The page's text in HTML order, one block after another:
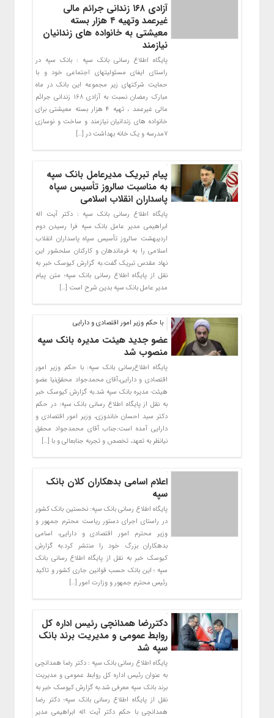
آزادی ۱۶۸ زندانی جرائم مالی
غیرعمد وتهیه ۴ هزار بسته
معیشتی به خانواده های زندانیان
نیازمند
پایگاه اطلاع رسانی بانک سپه : بانک سپه در
راستای ایفای مسئولیتهای اجتماعی خود و با
حمایت شرکتهای زیر مجموعه این بانک در ماه
مبارک رمضان نسبت به آزادی ۱۶۸ زندانی جرائم
مالی غیرعمد ، تهیه ۴ هزار بسته معیشتی برای
خانواده های زندانیان نیازمند و ساخت و نوسازی
۷مدرسه و یک خانه بهداشت در […]
پیام تبریک مدیرعامل بانک سپه
به مناسبت سالروز تأسیس سپاه
پاسداران انقلاب اسلامی
پایگاه اطلاع رسانی بانک سپه : دکتر آیت اله
ابراهیمی مدیر عامل بانک سپه فرا رسیدن دوم
اردیبهشت سالروز تأسیس سپاه پاسداران انقلاب
اسلامی را به فرماندهان و کارکنان سلحشور این
نهاد مقدس تبریک گفت.به گزارش کیوسک خبر به
نقل از پایگاه اطلاع رسانی بانک سپه؛ متن پیام
مدیر عامل بانک سپه بدین شرح است […]
با حکم وزیر امور اقتصادی و دارایی
عضو جدید هیئت مدیره بانک سپه
منصوب شد
پایگاه اطلاع‌رسانی بانک سپه: با حکم وزیر امور
اقتصادی و دارایی،آقای محمدجواد محقق‌نیا عضو
هیئت مدیره بانک سپه شد.به گزارش کیوسک خبر
به نقل از پایگاه اطلاع رسانی بانک سپه: در حکم
دکتر سید احسان خاندوزی، وزیر امور اقتصادی و
دارایی آمده است:جناب آقای محمدجواد محقق
نیانظر به تعهد، تخصص و تجربه جنابعالی و با […]
اعلام اسامی بدهکاران کلان بانک
سپه
پایگاه اطلاع رسانی بانک سپه: نخستین بانک کشور
در راستای اجرای دستور ریاست محترم جمهور و
وزیر محترم امور اقتصادی و دارایی، اسامی
بدهکاران بزرگ خود را منتشر کرد.به گزارش
کیوسک خبر به نقل از پایگاه اطلاع رسانی بانک
سپه ؛ این بانک حسب قوانین جاری کشور و تاکید
رئیس محترم جمهور و وزارت امور […]
دکتررضا همدانچی رئیس اداره کل
روابط عمومی و مدیریت برند بانک
سپه شد
پایگاه اطلاع رسانی بانک سپه : دکتر رضا همدانچی
به عنوان رئیس اداره کل روابط عمومی و مدیریت
برند بانک سپه معرفی شد.به گزارش کیوسک خبر به
نقل از پایگاه اطلاع رسانی بانک سپه؛ دکتر رضا
همدانچی با حکم دکتر آیت اله ابراهیمی مدیر